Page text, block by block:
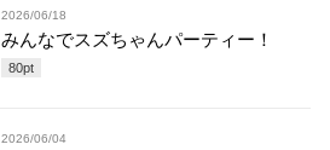
2026/06/18
みんなでスズちゃんパーティー！
80pt
2026/06/04